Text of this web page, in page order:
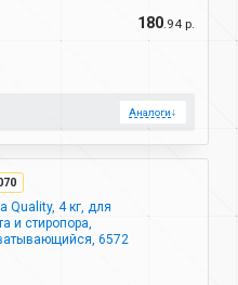
180.94 р.
Аналоги↓
Quality, 4 кг, для
и стиропора,
6572